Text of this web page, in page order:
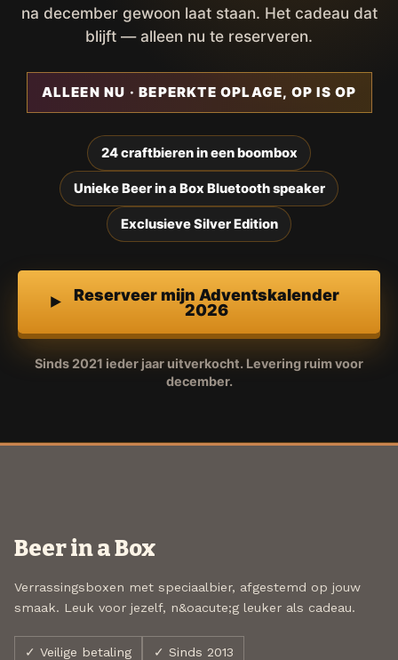
na december gewoon laat staan. Het cadeau dat
blijft — alleen nu te reserveren.
ALLEEN NU · BEPERKTE OPLAGE, OP IS OP
24 craftbieren in een boombox
Unieke Beer in a Box Bluetooth speaker
Exclusieve Silver Edition
Reserveer mijn Adventskalender
2026
Sinds 2021 ieder jaar uitverkocht. Levering ruim voor
december.
Beer in a Box
Verrassingsboxen met speciaalbier, afgestemd op jouw
smaak. Leuk voor jezelf, n&oacute;g leuker als cadeau.
✓ Veilige betaling ✓ Sinds 2013